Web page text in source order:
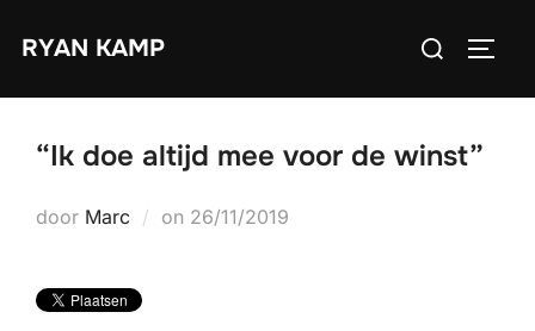
naarRYAN KAMP
Zoek
“Ik doe altijd mee voor de winst”
door Marc on Geplaatst
26/11/2019